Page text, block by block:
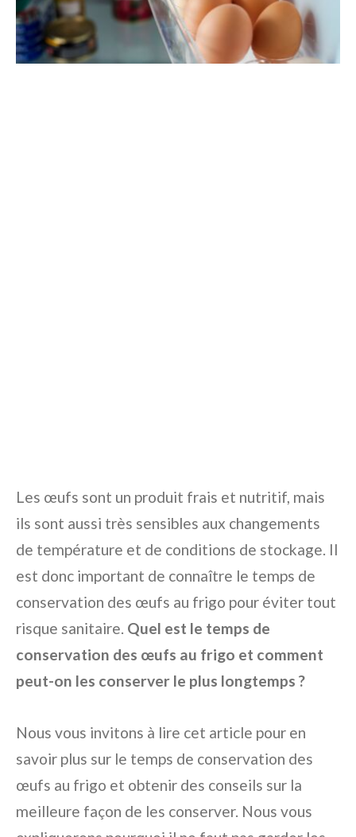
Les œufs sont un produit frais et nutritif, mais
ils sont aussi très sensibles aux changements
de température et de conditions de stockage. Il
est donc important de connaître le temps de
conservation des œufs au frigo pour éviter tout
risque sanitaire. Quel est le temps de
conservation des œufs au frigo et comment
peut-on les conserver le plus longtemps ?
Nous vous invitons à lire cet article pour en
savoir plus sur le temps de conservation des
œufs au frigo et obtenir des conseils sur la
meilleure façon de les conserver. Nous vous